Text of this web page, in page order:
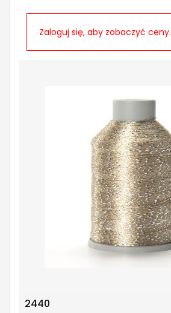
Zaloguj się, aby zobaczyć ceny.
2440